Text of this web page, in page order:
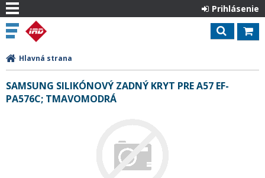
Prihlásenie
Hlavná strana
SAMSUNG SILIKÓNOVÝ ZADNÝ KRYT PRE A57 EF-
PA576C; TMAVOMODRÁ